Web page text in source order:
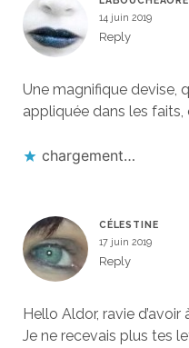
14 juin 2019
Reply
Une magnifique devise,
appliquée dans les
chargement…
CÉLESTINE
17 juin 2019
Reply
Hello Aldor, ravie
Je ne recevais plus tes